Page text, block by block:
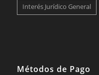
Interés Jurídico General
Métodos de Pago